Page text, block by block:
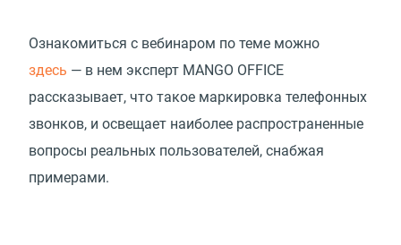
Ознакомиться с вебинаром по теме можно
здесь — в нем эксперт MANGO OFFICE
рассказывает, что такое маркировка телефонных
звонков, и освещает наиболее распространенные
вопросы реальных пользователей, снабжая
примерами.